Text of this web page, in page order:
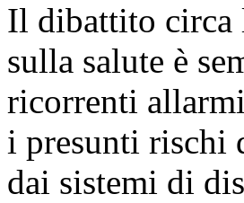
Il dibattito circa
sulla salute è
ricorrenti
i presunti rischi
dai sistemi di